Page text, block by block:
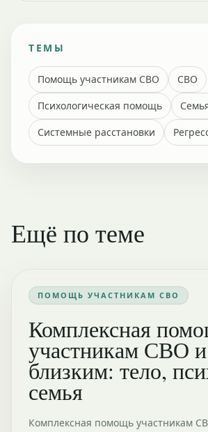
ТЕМЫ
Помощь участникам СВО
СВО
Психологическая помощь
Системные расстановки
Ещё по теме
ПОМОЩЬ УЧАСТНИКАМ СВО
Комплексная
участникам СВО
близким: тело,
семья
Комплексная помощь участникам